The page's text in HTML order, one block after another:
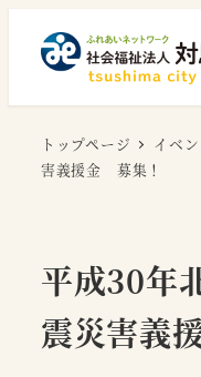
トップページ イベン
害義援金 募集！
平成30年
震災害義